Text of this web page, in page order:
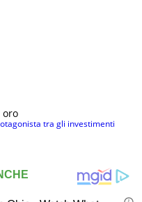
staffetta 4X100
oro
tra gli investimenti